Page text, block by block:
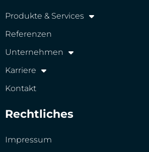
Produkte & Services
Referenzen
Unternehmen
Karriere
Kontakt
Rechtliches
Impressum